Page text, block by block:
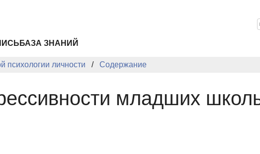
БАЗА ЗНАНИЙ
психологии личности Содержание
младших